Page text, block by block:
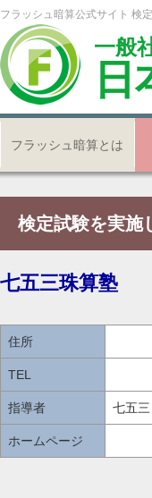
フラッシュ暗算公式サイト 検
一般
フラッシュ暗算とは
検定試験を実施
七五三珠算塾
住所
TEL
指導者 七五
ホームページ